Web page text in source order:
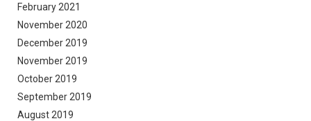
February 2021
November 2020
December 2019
November 2019
October 2019
September 2019
August 2019